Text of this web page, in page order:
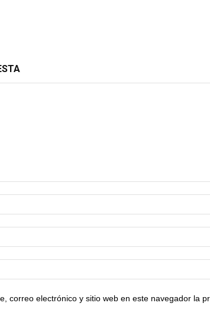
correo electrónico y sitio web en este navegador la